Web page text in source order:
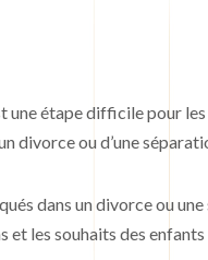
une étape difficile pour
divorce ou d’une
dans un divorce ou
et les souhaits des